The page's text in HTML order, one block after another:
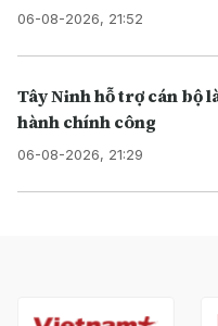
06-08-2026, 21:52
Tây Ninh hỗ trợ cán bộ
hành chính công
06-08-2026, 21:29